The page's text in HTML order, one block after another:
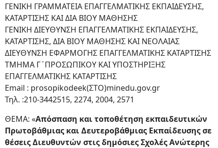
ΓΕΝΙΚΗ ΓΡΑΜΜΑΤΕΙΑ ΕΠΑΓΓΕΛΜΑΤΙΚΗΣ ΕΚΠΑΙΔΕΥΣΗΣ,
ΚΑΤΑΡΤΙΣΗΣ ΚΑΙ ΔΙΑ ΒΙΟΥ ΜΑΘΗΣΗΣ
ΓΕΝΙΚΗ ΔΙΕΥΘΥΝΣΗ ΕΠΑΓΓΕΛΜΑΤΙΚΗΣ ΕΚΠΑΙΔΕΥΣΗΣ,
ΚΑΤΑΡΤΙΣΗΣ, ΔΙΑ ΒΙΟΥ ΜΑΘΗΣΗΣ ΚΑΙ ΝΕΟΛΑΙΑΣ
ΔΙΕΥΘΥΝΣΗ ΕΦΑΡΜΟΓΗΣ ΕΠΑΓΓΕΛΜΑΤΙΚΗΣ ΚΑΤΑΡΤΙΣΗΣ
ΤΜΗΜΑ Γ΄ΠΡΟΣΩΠΙΚΟΥ ΚΑΙ ΥΠΟΣΤΗΡΙΞΗΣ
ΕΠΑΓΓΕΛΜΑΤΙΚΗΣ ΚΑΤΑΡΤΙΣΗΣ
Email : prosopikodeek(ΣΤΟ)minedu.gov.gr
Τηλ. :210-3442515, 2274, 2004, 2571
ΘΕΜΑ: «Απόσπαση και τοποθέτηση εκπαιδευτικών
Πρωτοβάθμιας και Δευτεροβάθμιας Εκπαίδευσης σε
θέσεις Διευθυντών στις δημόσιες Σχολές Ανώτερης